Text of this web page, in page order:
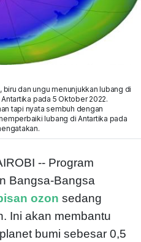
biru dan ungu menunjukkan lubang di
pada 5 Oktober 2022.
tapi nyata sembuh dengan
lubang di Antartika pada
-- Program
Bangsa-Bangsa
ozon sedang
Ini akan membantu
bumi sebesar 0,5